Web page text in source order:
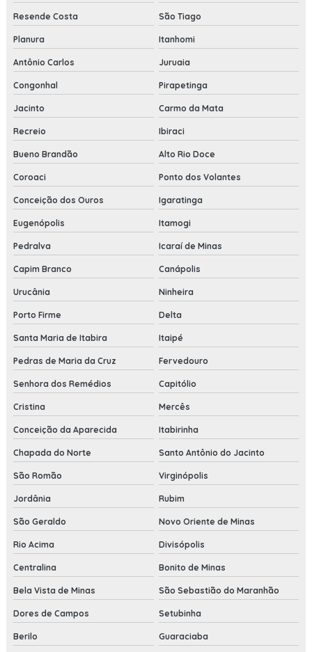
Resende Costa São Tiago
Planura Itanhomi
Antônio Carlos Juruaia
Congonhal Pirapetinga
Jacinto Carmo da Mata
Recreio Ibiraci
Bueno Brandão Alto Rio Doce
Coroaci Ponto dos Volantes
Conceição dos Ouros Igaratinga
Eugenópolis Itamogi
Pedralva Icaraí de Minas
Capim Branco Canápolis
Urucânia Ninheira
Porto Firme Delta
Santa Maria de Itabira Itaipé
Pedras de Maria da Cruz Fervedouro
Senhora dos Remédios Capitólio
Cristina Mercês
Conceição da Aparecida Itabirinha
Chapada do Norte Santo Antônio do Jacinto
São Romão Virginópolis
Jordânia Rubim
São Geraldo Novo Oriente de Minas
Rio Acima Divisópolis
Centralina Bonito de Minas
Bela Vista de Minas São Sebastião do Maranhão
Dores de Campos Setubinha
Berilo Guaraciaba